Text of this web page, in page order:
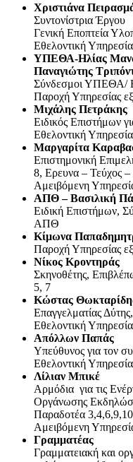
Χριστιάνα
Συντονίστρια Έργου
Γενική Εποπτεία
Εθελοντική Υπηρεσία
ΥΠΕΘΑ-Ηλίας
Παναγιώτης
Σύνδεσμοι ΥΠΕΘΑ/
Παροχή Υπηρεσίας
Μιχάλης Πετράκης
Ειδικός Επιστήμων
Εθελοντική Υπηρεσία
Μαργαρίτα
Επιστημονική
8, Ερευνα – Τεύχος –
Αμειβόμενη
ΑΠΘ– Βασιλική
Ειδική Επιστήμων,
ΑΠΘ
Κίμωνα
Παροχή Υπηρεσίας
Νίκος Κροντηράς
Σκηνοθέτης,
5, 7
Κώστας
Επαγγελματίας
Εθελοντική Υπηρεσία
Απόλλων Παπάς
Υπεύθυνος για τον
Εθελοντική Υπηρεσία
Λίλιαν Μπικέ
Αρμόδια για τις
Οργάνωσης
Παραδοτέα
Αμειβόμενη
Γραμματέας
Γραμματειακή και